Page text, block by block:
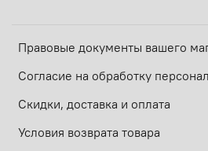
Правовые документы вашего
Согласие на обработку
Скидки, доставка и оплата
Условия возврата товара